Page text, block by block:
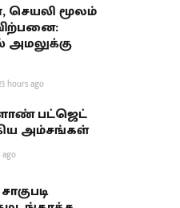
மூலம்
அமலுக்கு
hours ago
பட்ஜெட்
அம்சங்கள்
ago